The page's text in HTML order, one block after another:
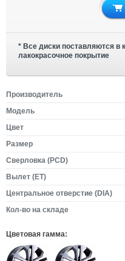
* Все диски поставляются в
лакокрасочное покрытие
Производитель
Модель
Цвет
Размер
Сверловка (PCD)
Вылет (ET)
Центральное отверстие (DIA)
Кол-во на складе
Цветовая гамма: